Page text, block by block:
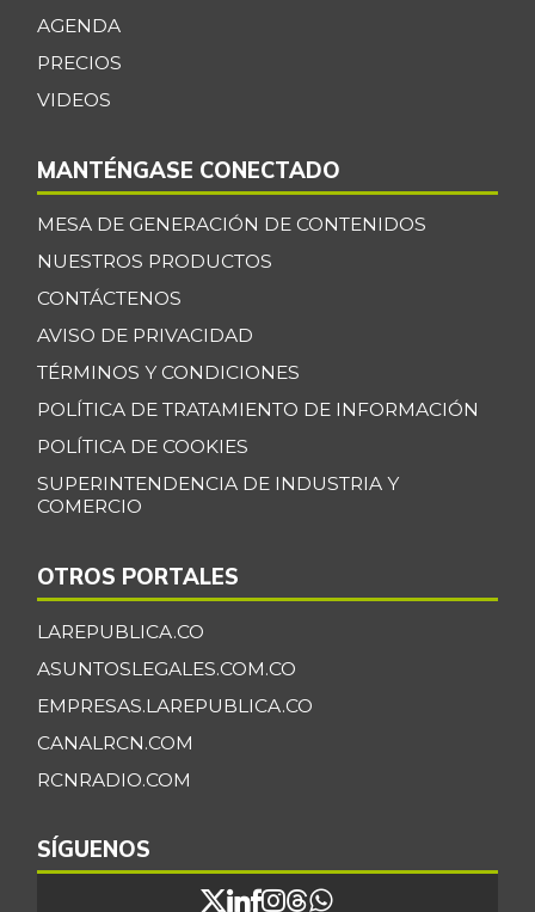
AGENDA
PRECIOS
VIDEOS
MANTÉNGASE CONECTADO
MESA DE GENERACIÓN DE CONTENIDOS
NUESTROS PRODUCTOS
CONTÁCTENOS
AVISO DE PRIVACIDAD
TÉRMINOS Y CONDICIONES
POLÍTICA DE TRATAMIENTO DE INFORMACIÓN
POLÍTICA DE COOKIES
SUPERINTENDENCIA DE INDUSTRIA Y
COMERCIO
OTROS PORTALES
LAREPUBLICA.CO
ASUNTOSLEGALES.COM.CO
EMPRESAS.LAREPUBLICA.CO
CANALRCN.COM
RCNRADIO.COM
SÍGUENOS